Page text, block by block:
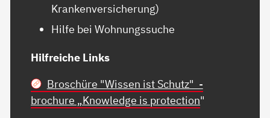
Krankenversicherung)
Hilfe bei Wohnungssuche
Hilfreiche Links
Broschüre "Wissen ist Schutz" -
brochure „Knowledge is protection"